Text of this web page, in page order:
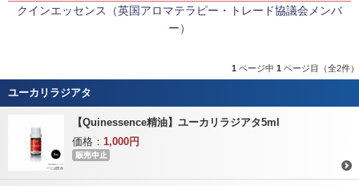
クインエッセンス（英国アロマテラピー・トレード協議会メンバ
ー）
1 ページ中 1 ページ目（全2件）
ユーカリラジアタ
【Quinessence精油】ユーカリラジアタ5ml
価格： 1,000円